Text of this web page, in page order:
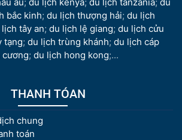
bắc kinh; du lịch thượng hải; du lịch
tây an; du lịch lệ giang; du lịch cửu
tạng; du lịch trùng khánh; du lịch cáp
; du lịch hong kong;...
THANH TÓAN
chung
toán